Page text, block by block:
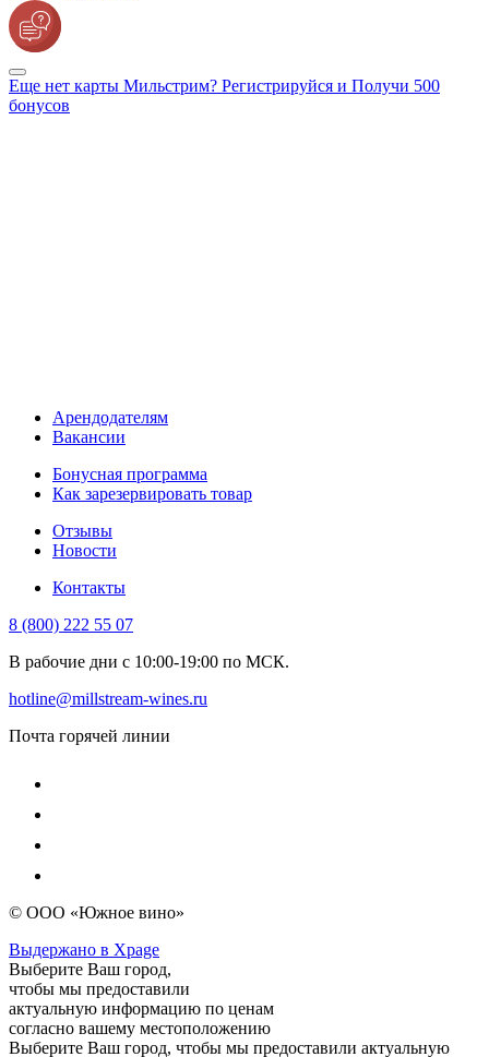
Еще нет карты Мильстрим? Регистрируйся и Получи 500
бонусов
Арендодателям
Вакансии
Бонусная программа
Как зарезервировать товар
Отзывы
Новости
Контакты
8 (800) 222 55 07
В рабочие дни с 10:00-19:00 по МСК.
hotline@millstream-wines.ru
Почта горячей линии
© ООО «Южное вино»
Выдержано в Xpage
Выберите Ваш город,
чтобы мы предоставили
актуальную информацию по ценам
согласно вашему местоположению
Выберите Ваш город, чтобы мы предоставили актуальную